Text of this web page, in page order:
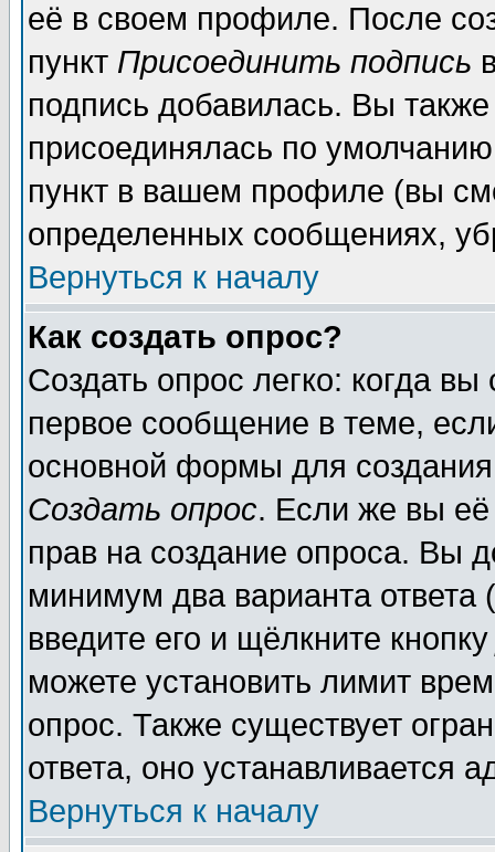
её в своем профиле. После
пункт Присоединить подпись
подпись добавилась. Вы
присоединялась по
пункт в вашем профиле (вы
определенных сообщениях,
Вернуться к началу
Как создать опрос?
Создать опрос легко: когда
первое сообщение в теме,
основной формы для
Создать опрос. Если же вы её
прав на создание опроса. Вы
минимум два варианта ответа
введите его и щёлкните
можете установить лимит
опрос. Также существует
ответа, оно устанавливается
Вернуться к началу